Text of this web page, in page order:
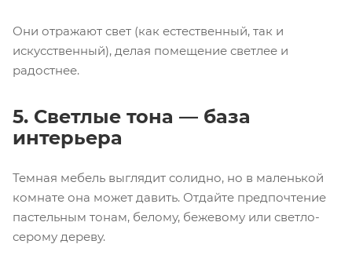
Они отражают свет (как естественный, так и
искусственный), делая помещение светлее и
радостнее.
5. Светлые тона — база
интерьера
Темная мебель выглядит солидно, но в маленькой
комнате она может давить. Отдайте предпочтение
пастельным тонам, белому, бежевому или светло-
серому дереву.